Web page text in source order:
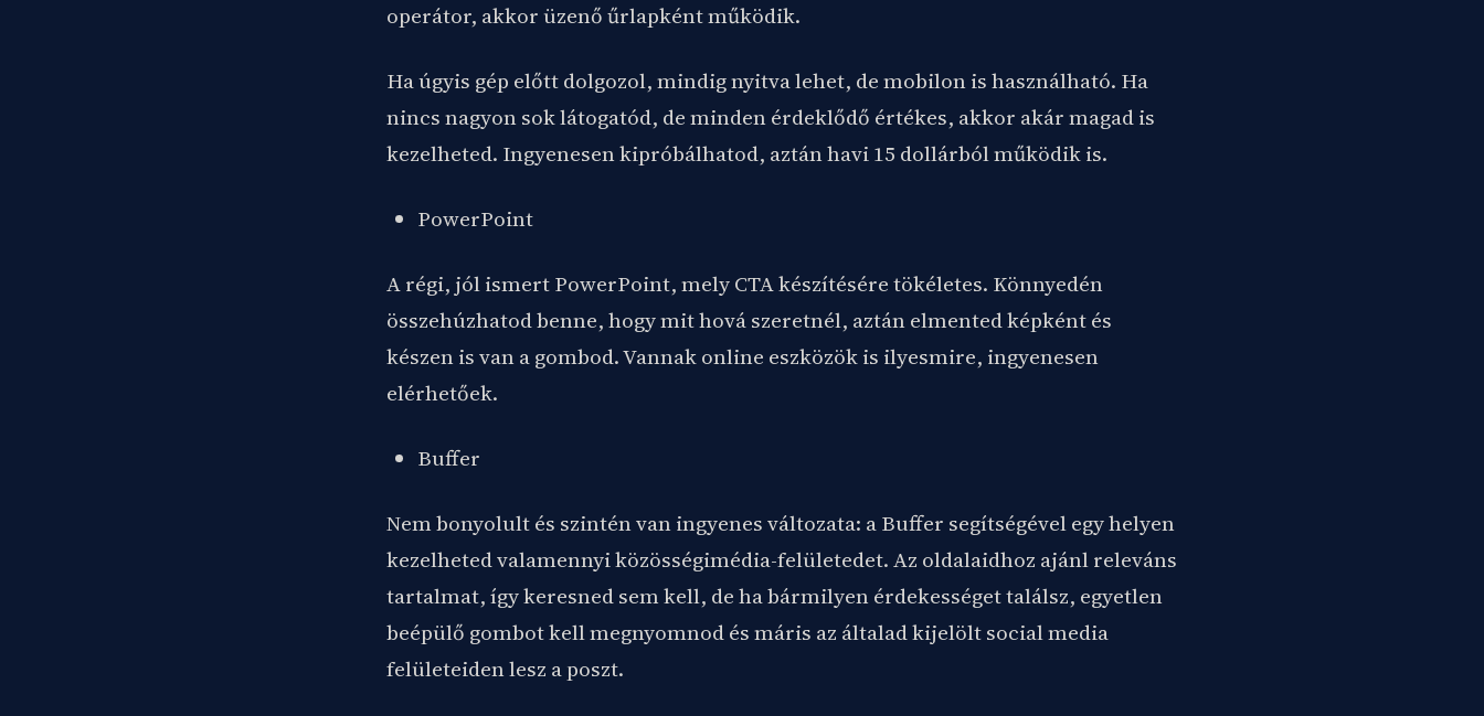
operátor, akkor üzenő űrlapként működik.
Ha úgyis gép előtt dolgozol, mindig nyitva lehet, de mobilon is használható. Ha
nincs nagyon sok látogatód, de minden érdeklődő értékes, akkor akár magad is
kezelheted. Ingyenesen kipróbálhatod, aztán havi 15 dollárból működik is.
PowerPoint
A régi, jól ismert PowerPoint, mely CTA készítésére tökéletes. Könnyedén
összehúzhatod benne, hogy mit hová szeretnél, aztán elmented képként és
készen is van a gombod. Vannak online eszközök is ilyesmire, ingyenesen
elérhetőek.
Buffer
Nem bonyolult és szintén van ingyenes változata: a Buffer segítségével egy helyen
kezelheted valamennyi közösségimédia-felületedet. Az oldalaidhoz ajánl releváns
tartalmat, így keresned sem kell, de ha bármilyen érdekességet találsz, egyetlen
beépülő gombot kell megnyomnod és máris az általad kijelölt social media
felületeiden lesz a poszt.